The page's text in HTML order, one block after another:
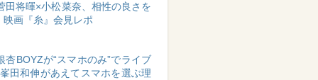
田将暉×小松菜奈、相性の良さを
映画『糸』会見レポ
杏BOYZが“スマホのみ”でライブ
田和伸があえてスマホを選ぶ理